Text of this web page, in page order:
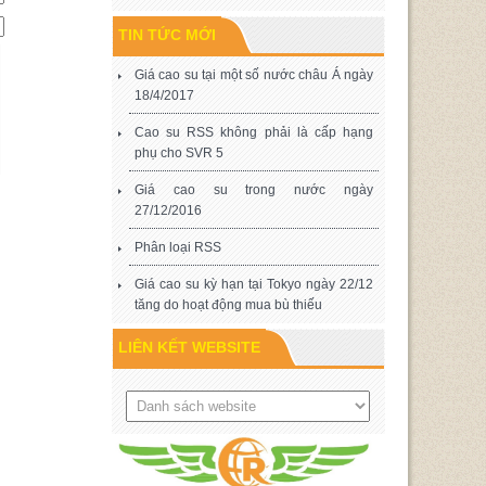
TIN TỨC MỚI
Giá cao su tại một số nước châu Á ngày
18/4/2017
Cao su RSS không phải là cấp hạng
phụ cho SVR 5
Giá cao su trong nước ngày
27/12/2016
Phân loại RSS
Giá cao su kỳ hạn tại Tokyo ngày 22/12
tăng do hoạt động mua bù thiếu
LIÊN KẾT WEBSITE